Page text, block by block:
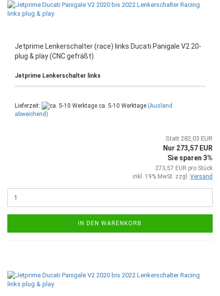
Jetprime Lenkerschalter (race) links Ducati Panigale V2 20-
plug & play (CNC gefräßt)
Jetprime Lenkerschalter links
Lieferzeit: ca. 5-10 Werktage (Ausland
abweichend)
Statt 282,03 EUR
Nur 273,57 EUR
Sie sparen 3%
273,57 EUR pro Stück
inkl. 19% MwSt. zzgl. Versand
IN DEN WARENKORB